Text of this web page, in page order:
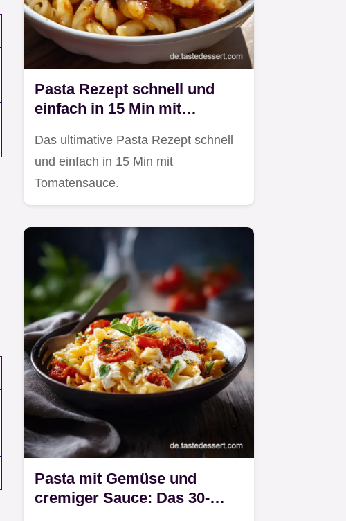
Pasta Rezept schnell und
einfach in 15 Min mit
Das ultimative Pasta Rezept schnell
und einfach in 15 Min mit
Tomatensauce.
Pasta mit Gemüse und
cremiger Sauce: Das 30-